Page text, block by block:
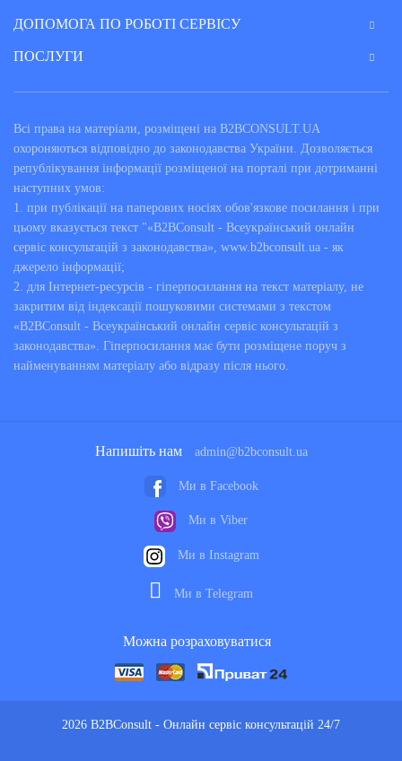
ДОПОМОГА ПО РОБОТІ СЕРВІСУ
ПОСЛУГИ
Всі права на матеріали, розміщені на B2BCONSULT.UA
охороняються відповідно до законодавства України. Дозволяється
републікування інформації розміщеної на порталі при дотриманні
наступних умов:
1. при публікації на паперових носіях обов'язкове посилання і при
цьому вказується текст "«B2BConsult - Всеукраїнський онлайн
сервіс консультацій з законодавства», www.b2bconsult.ua - як
джерело інформації;
2. для Інтернет-ресурсів - гіперпосилання на текст матеріалу, не
закритим від індексації пошуковими системами з текстом
«B2BConsult - Всеукраїнський онлайн сервіс консультацій з
законодавства». Гіперпосилання має бути розміщене поруч з
найменуванням матеріалу або відразу після нього.
2026 B2BConsult - Онлайн сервіс консультацій 24/7
Напишіть нам admin@b2bconsult.ua
Ми в Facebook
Ми в Viber
Ми в Instagram
Ми в Telegram
Можна розраховуватися